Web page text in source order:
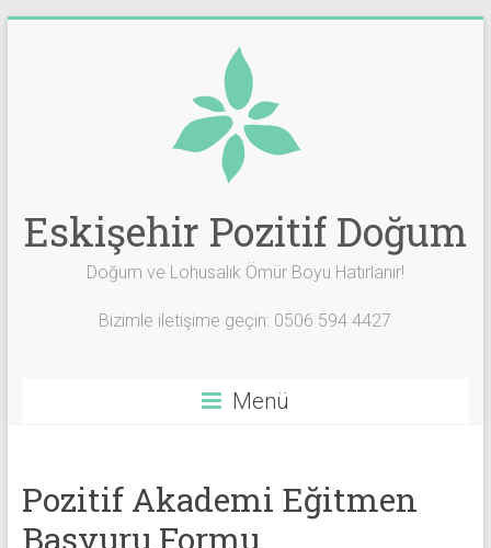
Eskişehir Pozitif Doğum
Doğum ve Lohusalık Ömür Boyu Hatırlanır!
Bizimle iletişime geçin: 0506 594 4427
Menü
Pozitif Akademi Eğitmen
Başvuru Formu